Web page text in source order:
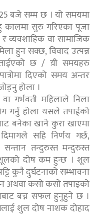
बजे सम्म छ । यो समयमा
कालमा सुरु गरिएका पूजा
वा सामाजिक
हुन सक्छ, विवाद उत्पन्न
छ / य़ी समयहरु
दिएको समय अन्तर
होला ।
गर्भवती महिलाले निला
गर्नु होला यसले तपाईंको
बनेका खाने कुरा खाएमा
सहि निर्णय गर्छ,
तन्दुरुस्त मन्दुरुस्त
शूलको दोष कम हुन्छ । शूल
कुनै दुर्घटनाको सम्भावना
अथवा कसो कसो तपाइको
बच्न सफल हुनुहुने छ ।
शुल दोष नाशक दोहाद